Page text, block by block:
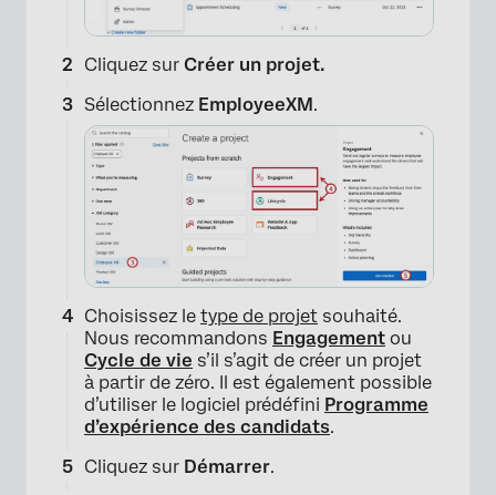
Cliquez sur Créer un projet.
Sélectionnez EmployeeXM.
Choisissez le type de projet souhaité.
Nous recommandons Engagement ou
Cycle de vie s’il s’agit de créer un projet
à partir de zéro. Il est également possible
d’utiliser le logiciel prédéfini Programme
d’expérience des candidats.
Cliquez sur Démarrer.